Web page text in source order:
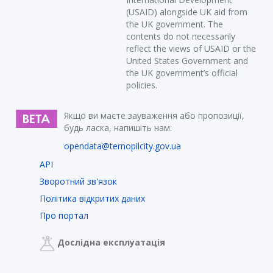
(USAID) alongside UK aid from
the UK government. The
contents do not necessarily
reflect the views of USAID or the
United States Government and
the UK government’s official
policies.
Якщо ви маєте зауваження або пропозиції,
будь ласка, напишіть нам:
opendata@ternopilcity.gov.ua
API
Зворотний зв'язок
Політика відкритих даних
Про портал
Дослідна експлуатація